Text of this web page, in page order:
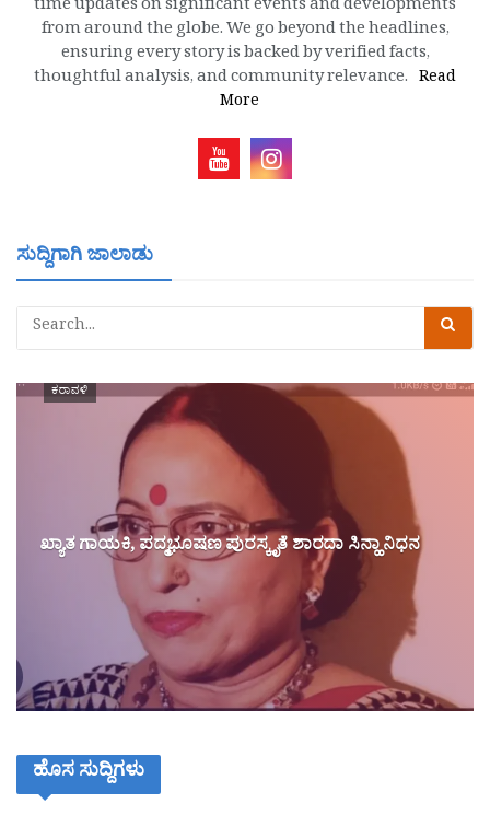
time updates on significant events and developments
from around the globe. We go beyond the headlines,
ensuring every story is backed by verified facts,
thoughtful analysis, and community relevance. Read
More
ಸುದ್ದಿಗಾಗಿ ಜಾಲಾಡು
ಕರಾವಳಿ
ಖ್ಯಾತ ಗಾಯಕಿ, ಪದ್ಮಭೂಷಣ ಪುರಸ್ಕೃತೆ ಶಾರದಾ ಸಿನ್ಹಾ ನಿಧನ
ಹೊಸ ಸುದ್ದಿಗಳು